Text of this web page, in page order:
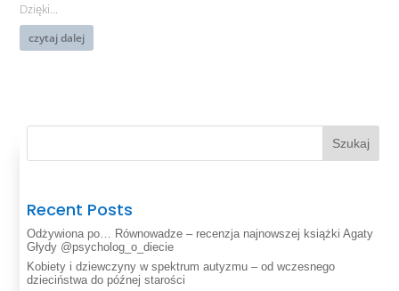
Dzięki...
czytaj dalej
Szukaj
Recent Posts
Odżywiona po… Równowadze – recenzja najnowszej książki Agaty
Głydy @psycholog_o_diecie
Kobiety i dziewczyny w spektrum autyzmu – od wczesnego
dzieciństwa do późnej starości